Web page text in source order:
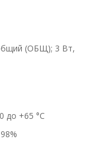
(ОБЩ); 3 Вт,
до +65 °С